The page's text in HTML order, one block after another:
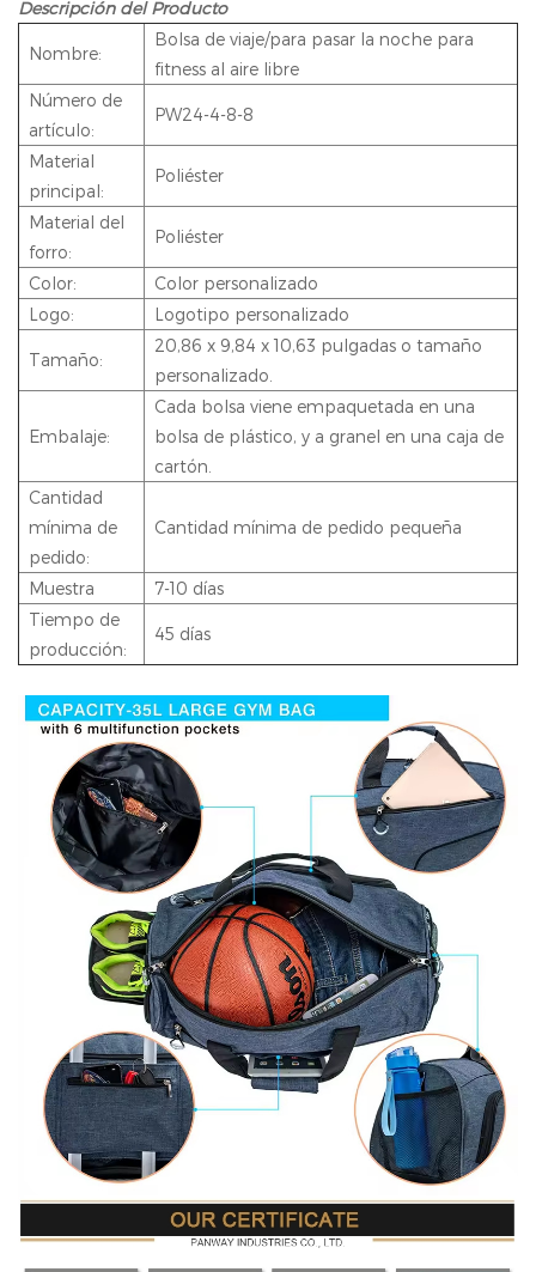
Descripción del Producto
Nombre:
Bolsa de viaje/para pasar la noche para
fitness al aire libre
Número de
artículo:
PW24-4-8-8
Material
principal:
Poliéster
Material del
forro:
Poliéster
Color:
Color personalizado
Logo:
Logotipo personalizado
Tamaño:
20,86 x 9,84 x 10,63 pulgadas o tamaño
personalizado.
Embalaje:
Cada bolsa viene empaquetada en una
bolsa de plástico, y a granel en una caja de
cartón.
Cantidad
mínima de
pedido:
Cantidad mínima de pedido pequeña
Muestra
7-10 días
Tiempo de
producción:
45 días